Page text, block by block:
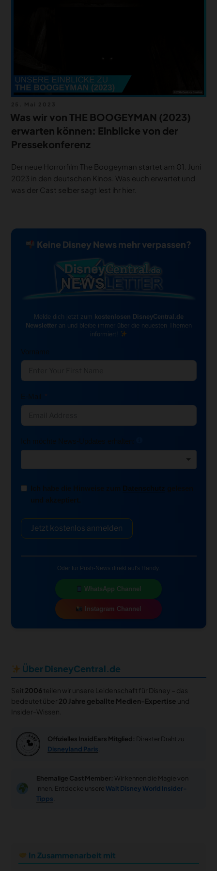
am
Was wir von THE BOOGEYMAN (2023)
erwarten können: Einblicke von der
Pressekonferenz
Der neue Horrorfilm The Boogeyman startet am 01. Juni
2023 in den deutschen Kinos. Was euch erwartet und
was der Cast selber sagt lest ihr hier.
Keine Disney News mehr verpassen?
Melde dich jetzt zum kostenlosen DisneyCentral.de
Newsletteran und bleibe immer über die neuesten Themen
informiert!
Vorname
E-Mail
Ich möchte News-Updates erhalten:
Ich habe die Hinweise zum Datenschutz
und akzeptiert.
Jetzt kostenlos anmelden
Oder für Push-News direkt auf's Handy:
WhatsApp Channel
Instagram Channel
Über DisneyCentral.de
Seit 2006teilen wir unsere Leidenschaft für Disney – das
bedeutet über 20 Jahre geballte Medien-Expertise und
Insider-Wissen.
Offizielles InsidEars Mitglied: Direkter Draht zu
Disneyland Paris
Ehemalige Cast Member: Wir kennen die Magie von
innen. Entdecke unsere Walt Disney World Insider-
Tipps
In Zusammenarbeit mit